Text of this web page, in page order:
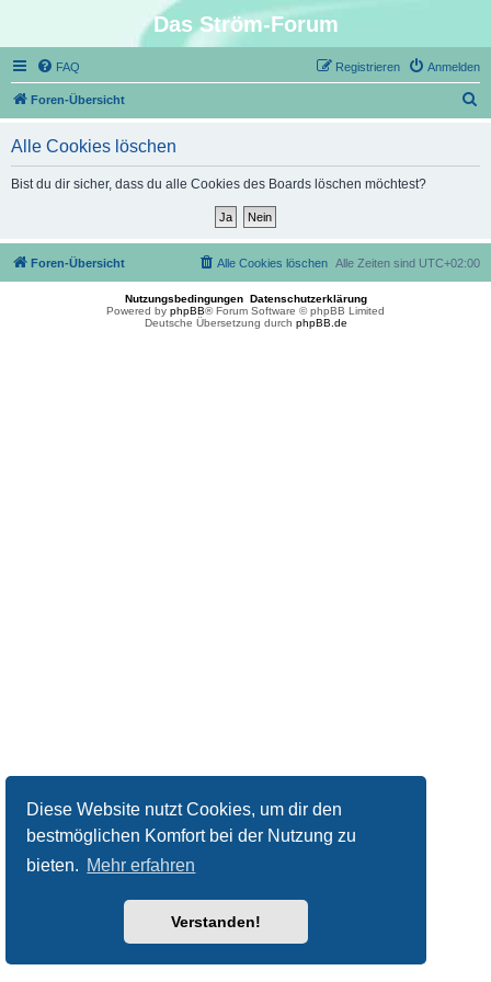
Diese Website nutzt Cookies, um dir den
bestmöglichen Komfort bei der Nutzung zu
bieten. Mehr erfahren
Verstanden!
Das Ström-Forum
FAQ Anmelden
Registrieren
Foren-Übersicht
Alle Cookies löschen
Bist du dir sicher, dass du alle Cookies des Boards löschen möchtest?
Foren-Übersicht Alle Zeiten sind UTC+02:00
Alle Cookies löschen
Nutzungsbedingungen Datenschutzerklärung
Powered by phpBB® Forum Software © phpBB Limited
Deutsche Übersetzung durch phpBB.de